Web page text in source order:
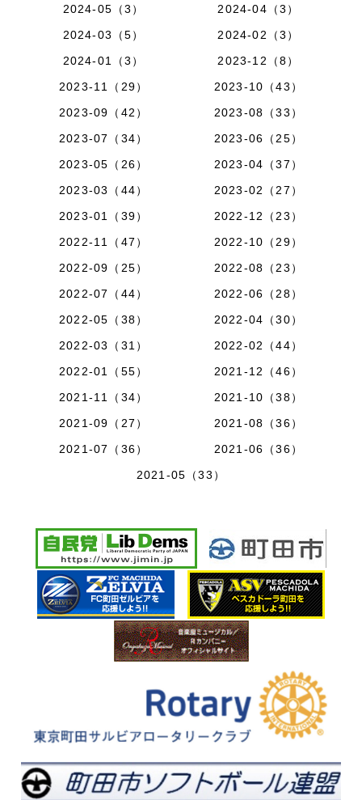
2024-05（3）
2024-04（3）
2024-03（5）
2024-02（3）
2024-01（3）
2023-12（8）
2023-11（29）
2023-10（43）
2023-09（42）
2023-08（33）
2023-07（34）
2023-06（25）
2023-05（26）
2023-04（37）
2023-03（44）
2023-02（27）
2023-01（39）
2022-12（23）
2022-11（47）
2022-10（29）
2022-09（25）
2022-08（23）
2022-07（44）
2022-06（28）
2022-05（38）
2022-04（30）
2022-03（31）
2022-02（44）
2022-01（55）
2021-12（46）
2021-11（34）
2021-10（38）
2021-09（27）
2021-08（36）
2021-07（36）
2021-06（36）
2021-05（33）